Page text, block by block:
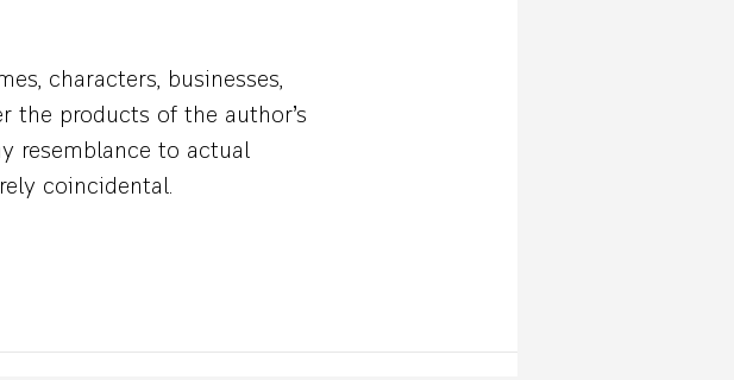
characters, businesses,
the products of the author’s
resemblance to actual
coincidental.